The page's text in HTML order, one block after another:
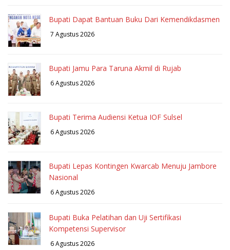
Bupati Dapat Bantuan Buku Dari Kemendikdasmen
7 Agustus 2026
Bupati Jamu Para Taruna Akmil di Rujab
6 Agustus 2026
Bupati Terima Audiensi Ketua IOF Sulsel
6 Agustus 2026
Bupati Lepas Kontingen Kwarcab Menuju Jambore
Nasional
6 Agustus 2026
Bupati Buka Pelatihan dan Uji Sertifikasi
Kompetensi Supervisor
6 Agustus 2026